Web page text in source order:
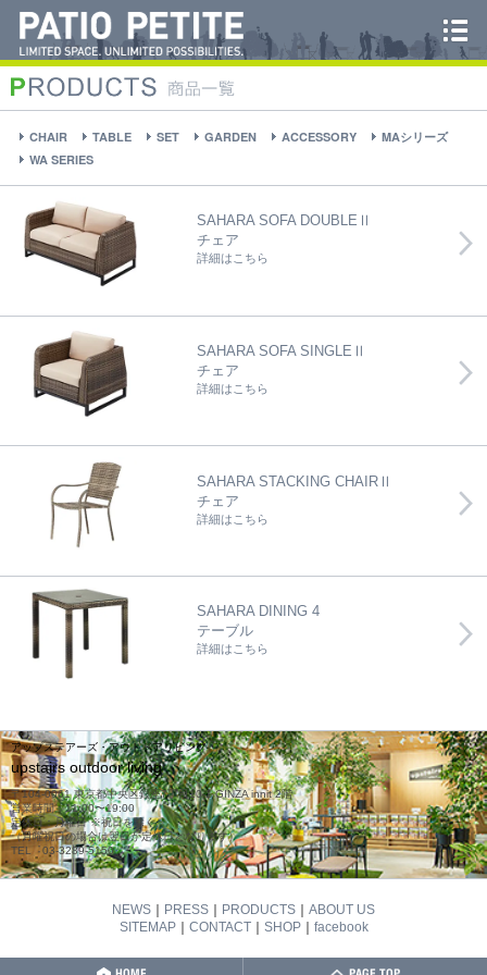
CHAIR TABLE SET GARDEN ACCESSORY
MAシリーズ
WA SERIES
SAHARA SOFA DOUBLEⅡ
チェア
詳細はこちら
SAHARA SOFA SINGLEⅡ
チェア
詳細はこちら
SAHARA STACKING CHAIRⅡ
チェア
詳細はこちら
SAHARA DINING 4
テーブル
詳細はこちら
アップステアーズ・アウトドアリビング
upstairs outdoor living
〒104-0061 東京都中央区銀座7丁目10-1 GINZA innit 2階
営業時間：11:00〜19:00
定休日：月曜日 ※祝日を除く
（月曜祝日の場合は翌日が定休日となります）
TEL︓03-3289-5150
NEWS PRESS PRODUCTS
ABOUT US
SITEMAP｜ CONTACT SHOP｜ facebook